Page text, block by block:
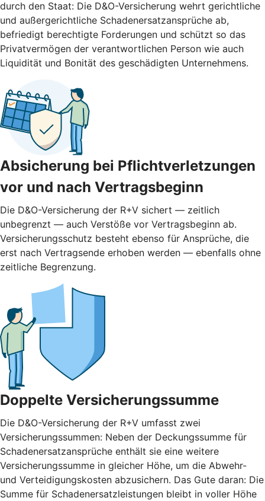
durch den Staat: Die D&O-Versicherung wehrt gerichtliche
und außergerichtliche Schadenersatzansprüche ab,
befriedigt berechtigte Forderungen und schützt so das
Privatvermögen der verantwortlichen Person wie auch
Liquidität und Bonität des geschädigten Unternehmens.
Absicherung bei Pflichtverletzungen
vor und nach ­Vertragsbeginn
Die D&O-Versicherung der R+V sichert — zeitlich
unbegrenzt — auch Verstöße vor Vertragsbeginn ab.
Versicherungsschutz besteht ebenso für Ansprüche, die
erst nach Vertragsende erhoben werden — ebenfalls ohne
zeitliche Begrenzung.
Doppelte Versicherungssumme
Die D&O-Versicherung der R+V umfasst zwei
Versicherungssummen: Neben der Deckungssumme für
Schadenersatzansprüche enthält sie eine weitere
Versicherungssumme in gleicher Höhe, um die Abwehr-
und Verteidigungskosten abzusichern. Das Gute daran: Die
Summe für Schadenersatzleistungen bleibt in voller Höhe